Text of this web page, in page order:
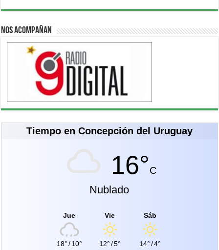
Nos acompañan
Tiempo en Concepción del Uruguay
16°C
Nublado
Jue
18°/10°
Vie
12°/5°
Sáb
14°/4°